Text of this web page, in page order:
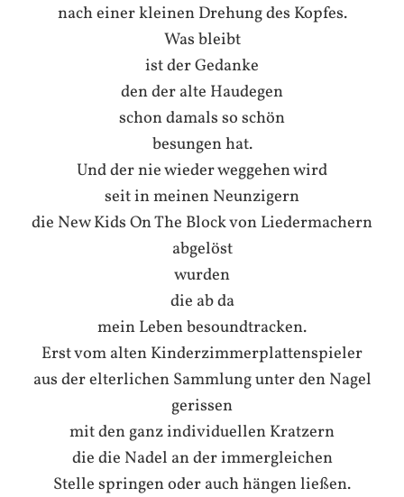
nach einer kleinen Drehung des Kopfes.
Was bleibt
ist der Gedanke
den der alte Haudegen
schon damals so schön
besungen hat.
Und der nie wieder weggehen wird
seit in meinen Neunzigern
die New Kids On The Block von Liedermachern
abgelöst
wurden
die ab da
mein Leben besoundtracken.
Erst vom alten Kinderzimmerplattenspieler
aus der elterlichen Sammlung unter den Nagel
gerissen
mit den ganz individuellen Kratzern
die die Nadel an der immergleichen
Stelle springen oder auch hängen ließen.